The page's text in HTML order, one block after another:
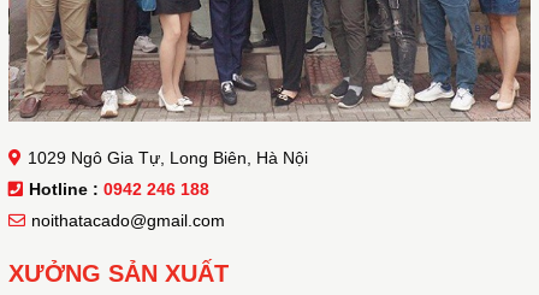
1029 Ngô Gia Tự, Long Biên, Hà Nội
Hotline : 0942 246 188
noithatacado@gmail.com
XƯỞNG SẢN XUẤT